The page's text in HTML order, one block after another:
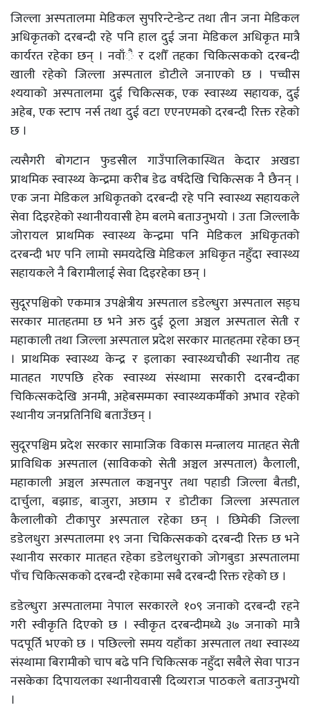
जिल्ला अस्पतालमा मेडिकल सुपरिन्टेन्डेन्ट तथा तीन जना मेडिकल
अधिकृतको दरबन्दी रहे पनि हाल दुई जना मेडिकल अधिकृत मात्रै
कार्यरत रहेका छन् । नवाँै र दशौँ तहका चिकित्सकको दरबन्दी
खाली रहेको जिल्ला अस्पताल डोटीले जनाएको छ । पच्चीस
श्ययाको अस्पतालमा दुई चिकित्सक, एक स्वास्थ्य सहायक, दुई
अहेब, एक स्टाप नर्स तथा दुई वटा एएनएमको दरबन्दी रिक्त रहेको
छ ।
त्यसैगरी बोगटान फुडसील गाउँपालिकास्थित केदार अखडा
प्राथमिक स्वास्थ्य केन्द्रमा करीब डेढ वर्षदेखि चिकित्सक नै छैनन् ।
एक जना मेडिकल अधिकृतको दरबन्दी रहे पनि स्वास्थ्य सहायकले
सेवा दिइरहेको स्थानीयवासी हेम बलमे बताउनुभयो । उता जिल्लाकै
जोरायल प्राथमिक स्वास्थ्य केन्द्रमा पनि मेडिकल अधिकृतको
दरबन्दी भए पनि लामो समयदेखि मेडिकल अधिकृत नहुँदा स्वास्थ्य
सहायकले नै बिरामीलाई सेवा दिइरहेका छन् ।
सुदूरपश्चिको एकमात्र उपक्षेत्रीय अस्पताल डडेल्धुरा अस्पताल सङ्घ
सरकार मातहतमा छ भने अरु दुई ठूला अञ्चल अस्पताल सेती र
महाकाली तथा जिल्ला अस्पताल प्रदेश सरकार मातहतमा रहेका छन्
। प्राथमिक स्वास्थ्य केन्द्र र इलाका स्वास्थ्यचौकी स्थानीय तह
मातहत गएपछि हरेक स्वास्थ्य संस्थामा सरकारी दरबन्दीका
चिकित्सकदेखि अनमी, अहेबसम्मका स्वास्थ्यकर्मीको अभाव रहेको
स्थानीय जनप्रतिनिधि बताउँछन् ।
सुदूरपश्चिम प्रदेश सरकार सामाजिक विकास मन्त्रालय मातहत सेती
प्राविधिक अस्पताल (साविकको सेती अञ्चल अस्पताल) कैलाली,
महाकाली अञ्चल अस्पताल कञ्चनपुर तथा पहाडी जिल्ला बैतडी,
दार्चुला, बझाङ, बाजुरा, अछाम र डोटीका जिल्ला अस्पताल
कैलालीको टीकापुर अस्पताल रहेका छन् । छिमेकी जिल्ला
डडेलधुरा अस्पतालमा १९ जना चिकित्सकको दरबन्दी रिक्त छ भने
स्थानीय सरकार मातहत रहेका डडेलधुराको जोगबुडा अस्पतालमा
पाँच चिकित्सकको दरबन्दी रहेकामा सबै दरबन्दी रिक्त रहेको छ ।
डडेल्धुरा अस्पतालमा नेपाल सरकारले १०९ जनाको दरबन्दी रहने
गरी स्वीकृति दिएको छ । स्वीकृत दरबन्दीमध्ये ३७ जनाको मात्रै
पदपूर्ति भएको छ । पछिल्लो समय यहाँका अस्पताल तथा स्वास्थ्य
संस्थामा बिरामीको चाप बढे पनि चिकित्सक नहुँदा सबैले सेवा पाउन
नसकेका दिपायलका स्थानीयवासी दिव्यराज पाठकले बताउनुभयो
।